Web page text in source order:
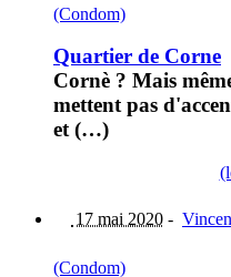
(Condom)
Quartier de Corne
Cornè ? Mais
mettent pas
et (…)
17 mai 2020 -
(Condom)